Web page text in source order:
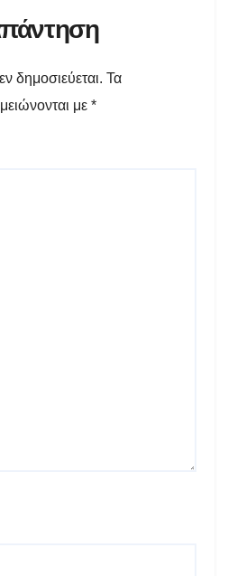
δημοσιεύεται. Τα
με *